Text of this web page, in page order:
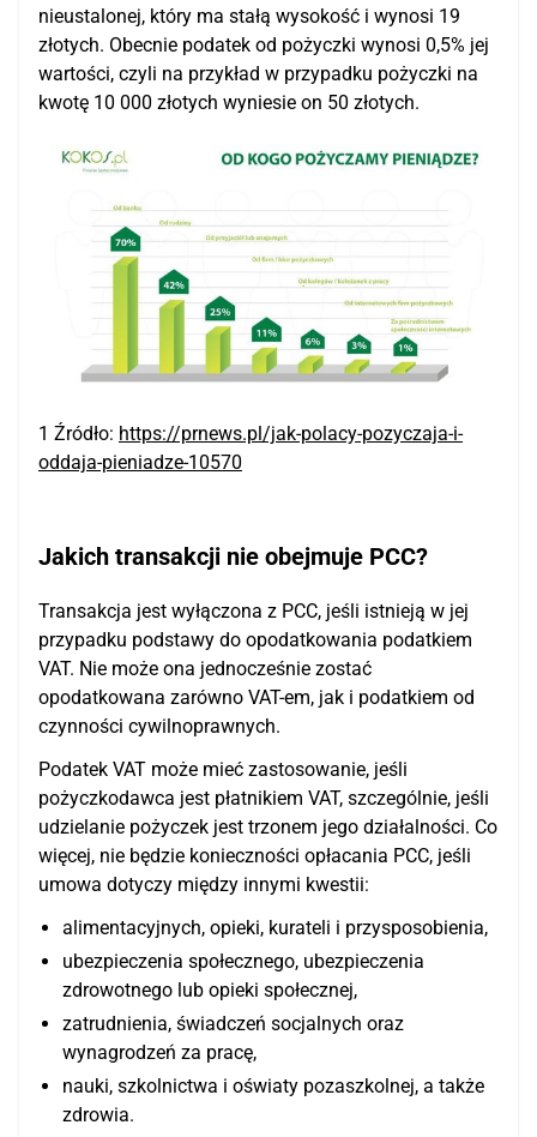
nieustalonej, który ma stałą wysokość i wynosi 19
złotych. Obecnie podatek od pożyczki wynosi 0,5% jej
wartości, czyli na przykład w przypadku pożyczki na
kwotę 10 000 złotych wyniesie on 50 złotych.
1 Źródło: https://prnews.pl/jak-polacy-pozyczaja-i-
oddaja-pieniadze-10570
Jakich transakcji nie obejmuje PCC?
Transakcja jest wyłączona z PCC, jeśli istnieją w jej
przypadku podstawy do opodatkowania podatkiem
VAT. Nie może ona jednocześnie zostać
opodatkowana zarówno VAT-em, jak i podatkiem od
czynności cywilnoprawnych.
Podatek VAT może mieć zastosowanie, jeśli
pożyczkodawca jest płatnikiem VAT, szczególnie, jeśli
udzielanie pożyczek jest trzonem jego działalności. Co
więcej, nie będzie konieczności opłacania PCC, jeśli
umowa dotyczy między innymi kwestii:
alimentacyjnych, opieki, kurateli i przysposobienia,
ubezpieczenia społecznego, ubezpieczenia
zdrowotnego lub opieki społecznej,
zatrudnienia, świadczeń socjalnych oraz
wynagrodzeń za pracę,
nauki, szkolnictwa i oświaty pozaszkolnej, a także
zdrowia.